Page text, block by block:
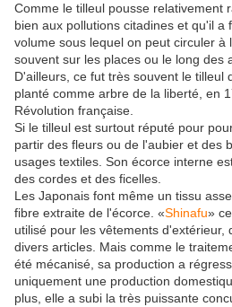
Comme le tilleul pousse relativement
bien aux pollutions citadines et qu'il a
volume sous lequel on peut circuler à
souvent sur les places ou le long des
D'ailleurs, ce fut très souvent le tilleul
planté comme arbre de la liberté, en
Révolution française.
Si le tilleul est surtout réputé pour
partir des fleurs ou de l'aubier et des
usages textiles. Son écorce interne
des cordes et des ficelles.
Les Japonais font même un tissu
fibre extraite de l'écorce. «Shinafu»
utilisé pour les vêtements d'extérieur,
divers articles. Mais comme le
été mécanisé, sa production a
uniquement une production
plus, elle a subi la très puissante